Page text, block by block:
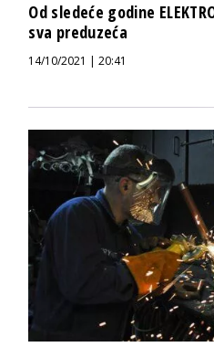
Od sledeće godine
sva preduzeća
14/10/2021 | 20:41